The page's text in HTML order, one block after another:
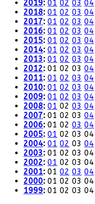
2019: 01 02 03 04
2018: 01 02 03 04
2017: 01 02 03 04
2016: 01 02 03 04
2015: 01 02 03 04
2014: 01 02 03 04
2013: 01 02 03 04
2012: 01 02 03 04
2011: 01 02 03 04
2010: 01 02 03 04
2009: 01 02 03 04
2008: 01 02 03 04
2007: 01 02 03 04
2006: 01 02 03 04
2005: 01 02 03 04
2004: 01 02 03 04
2003: 01 02 03 04
2002: 01 02 03 04
2001: 01 02 03 04
2000: 01 02 03 04
1999: 01 02 03 04